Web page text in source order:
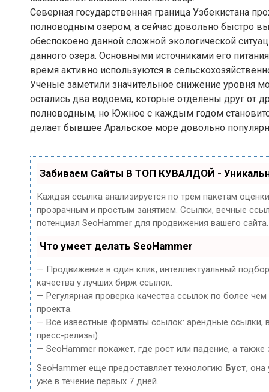
Северная государственная граница Узбекистана
полноводным озером, а сейчас довольно быстро
обеспокоено данной сложной экологической
данного озера. Основными источниками его
время активно используются в
Ученые заметили значительное снижение уровня
остались два водоема, которые отделены друг от
полноводным, но Южное с каждым годом
делает бывшее Аральское море довольно
Забиваем Сайты В ТОП КУВАЛДОЙ -
Каждая ссылка анализируется по трем пакетам
прозрачным и простым занятием. Ссылки, вечные
потенциал SeoHammer для продвижения вашего сайта.
Что умеет делать SeoHammer
— Продвижение в один клик, интеллектуальный
качества у лучших бирж ссылок.
— Регулярная проверка качества ссылок по более
проекта.
— Все известные форматы ссылок: арендные ссылки,
пресс-релизы).
— SeoHammer покажет, где рост или падение, а
SeoHammer еще предоставляет технологию Буст, она
уже в течение первых 7 дней.